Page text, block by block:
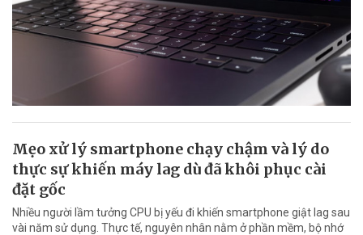
Mẹo xử lý smartphone chạy chậm và lý do
thực sự khiến máy lag dù đã khôi phục cài
đặt gốc
Nhiều người lầm tưởng CPU bị yếu đi khiến smartphone giật lag sau
vài năm sử dụng. Thực tế, nguyên nhân nằm ở phần mềm, bộ nhớ